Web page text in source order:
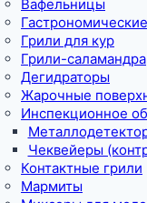
Вафельницы
Грили для кур
Грили-саламандра
Дегидраторы
Жарочные
Инспекционное
Чеквейеры
Контактные грили
Мармиты